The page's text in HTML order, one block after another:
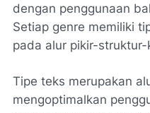
dengan penggunaan
Setiap genre memiliki
pada alur pikir-
Tipe teks merupakan
mengoptimalkan